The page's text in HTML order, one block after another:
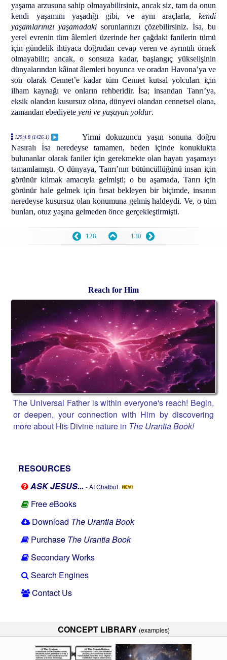
yaşama arzusuna sahip olmayabilirsiniz, ancak siz, tam da onun
kendi yaşamını yaşadığı gibi, ve aynı araçlarla, kendi
yaşamlarınızı yaşamadaki sorunlarınızı çözebilirsiniz. İsa, bu
yerel evrenin tüm âlemleri üzerinde her çağdaki fanilerin tümü
için gündelik ihtiyaca doğrudan cevap veren ve ayrıntılı örnek
olmayabilir; ancak, o sonsuza kadar, başlangıç yükselişinin
dünyalarından kâinat âlemleri boyunca ve oradan Havona’ya ve
son olarak Cennet’e kadar tüm Cennet kutsal yolcuları için
ilham kaynağı ve onların rehberidir. İsa; insandan Tanrı’ya,
eksik olandan kusursuz olana, dünyevi olandan cennetsel olana,
zamandan ebediyeteyeni ve yaşayan yoldur.
129:4.8 (1426.1)
Yirmi dokuzuncu yaşın sonuna doğru
Nasıralı İsa neredeyse tamamen, beden içinde konuklukta
bulunanlar olarak faniler için gerekmekte olan hayatı yaşamayı
tamamlamıştı. O dünyaya, Tanrı’nın bütüncüllüğünü insan için
görünür kılmak amacıyla gelmişti; o bu aşamada, Tanrı için
görünür hale gelmek için fırsat bekleyen bir biçimde, insanın
neredeyse kusursuz olan konumuna gelmiş haldeydi. Ve, o tüm
bunları, otuz yaşına gelmeden önce gerçekleştirmişti.
128 130
Reach for Him
The Universal Father is within everyone's reach! Begin,
or deepen, your connection with Him by discovering
more about His Divine nature in The Urantia Book!
RESOURCES
ASK JESUS... - AI Chatbot
FreeeBooks
Download The Urantia Book
Purchase The Urantia Book
Secondary Works
Search Engines
Contact Us
CONCEPT LIBRARY (examples)